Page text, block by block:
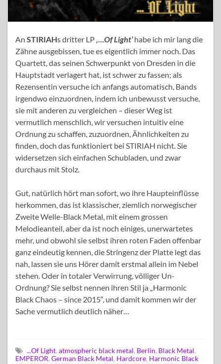
An STIRIAHs dritter LP ‚…Of Light’habe ich mir lang die
Zähne ausgebissen, tue es eigentlich immer noch. Das
Quartett, das seinen Schwerpunkt von Dresden in die
Hauptstadt verlagert hat, ist schwer zu fassen; als
Rezensentin versuche ich anfangs automatisch, Bands
irgendwo einzuordnen, indem ich unbewusst versuche,
sie mit anderen zu vergleichen – dieser Weg ist
vermutlich menschlich, wir versuchen intuitiv eine
Ordnung zu schaffen, zuzuordnen, Ähnlichkeiten zu
finden, doch das funktioniert bei STIRIAH nicht. Sie
widersetzen sich einfachen Schubladen, und zwar
durchaus mit Stolz.
Gut, natürlich hört man sofort, wo ihre Haupteinflüsse
herkommen, das ist klassischer, ziemlich norwegischer
Zweite Welle-Black Metal, mit einem grossen
Melodieanteil, aber da ist noch einiges, unerwartetes
mehr, und obwohl sie selbst ihren roten Faden offenbar
ganz eindeutig kennen, die Stringenz der Platte legt das
nah, lassen sie uns Hörer damit erstmal allein im Nebel
stehen. Oder in totaler Verwirrung, völliger Un-
Ordnung? Sie selbst nennen ihren Stil ja „Harmonic
Black Chaos – since 2015“, und damit kommen wir der
Sache vermutlich deutlich näher…
...Of Light, atmospheric black metal, Berlin, Black Metal,
EMPEROR, German Black Metal, Hardcore, Harmonic Black